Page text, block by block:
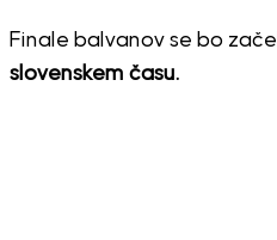
Finale balvanov se bo začel
slovenskem času.